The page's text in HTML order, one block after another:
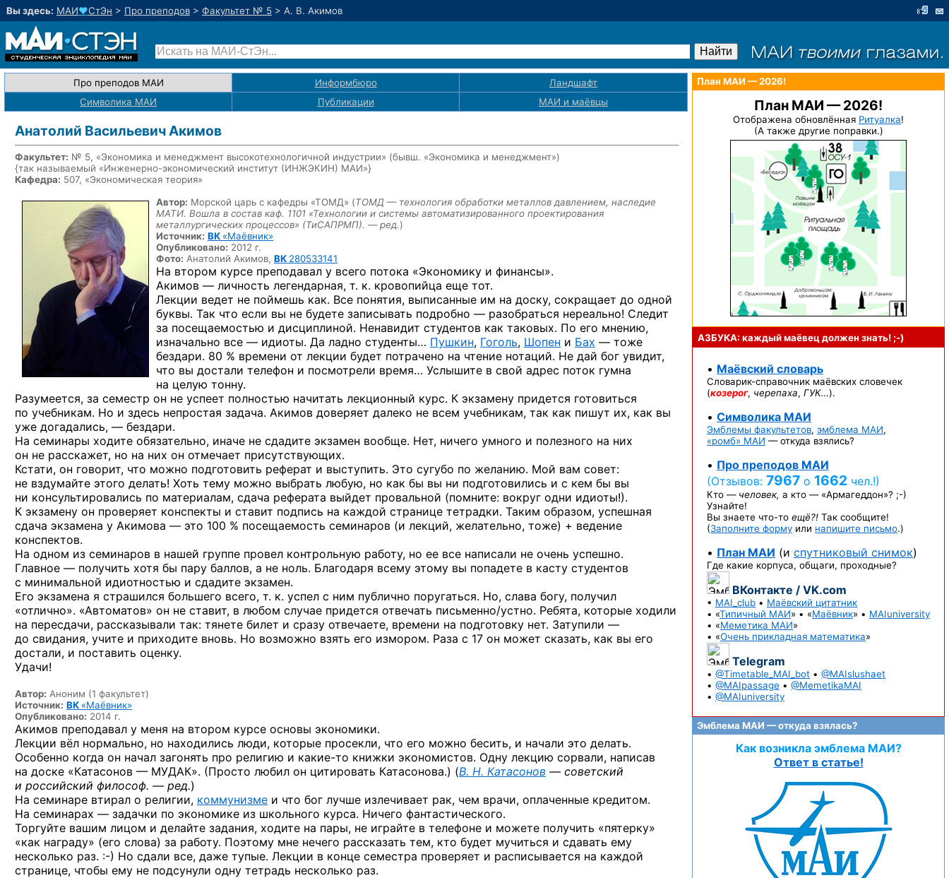
Вы здесь: МАИ♥СтЭн > Про преподов > Факультет № 5 > А. В. Акимов
Про преподов МАИ Информбюро
Ландшафт
Символика МАИ
Публикации МАИ и маёвцы
Анатолий Васильевич Акимов
Факультет: № 5, «Экономика и менеджмент высокотехнологичной индустрии» (бывш. «Экономика и менеджмент»)
{так называемый «Инженерно-экономический институт (ИНЖЭКИН) МАИ»}
Кафедра: 507, «Экономическая теория»
Автор: Морской царь с кафедры «ТОМД» (ТОМД — технология обработки металлов давлением, наследие
МАТИ. Вошла в состав каф. 1101 «Технологии и системы автоматизированного проектирования
металлургических процессов» (ТиСАПРМП). — ред.)
Источник: ВК «Маёвник»
Опубликовано: 2012 г.
Фото: Анатолий Акимов, ВК 280533141
На втором курсе преподавал у всего потока «Экономику и финансы».
Акимов — личность легендарная, т. к. кровопийца еще тот.
Лекции ведет не поймешь как. Все понятия, выписанные им на доску, сокращает до одной
буквы. Так что если вы не будете записывать подробно — разобраться нереально! Следит
за посещаемостью и дисциплиной. Ненавидит студентов как таковых. По его мнению,
изначально все — идиоты. Да ладно студенты… Пушкин, Гоголь, Шопен и Бах — тоже
бездари. 80 % времени от лекции будет потрачено на чтение нотаций. Не дай бог увидит,
что вы достали телефон и посмотрели время… Услышите в свой адрес поток гумна
на целую тонну.
Разумеется, за семестр он не успеет полностью начитать лекционный курс. К экзамену придется готовиться
по учебникам. Но и здесь непростая задача. Акимов доверяет далеко не всем учебникам, так как пишут их, как вы
уже догадались, — бездари.
На семинары ходите обязательно, иначе не сдадите экзамен вообще. Нет, ничего умного и полезного на них
он не расскажет, но на них он отмечает присутствующих.
Кстати, он говорит, что можно подготовить реферат и выступить. Это сугубо по желанию. Мой вам совет:
не вздумайте этого делать! Хоть тему можно выбрать любую, но как бы вы ни подготовились и с кем бы вы
ни консультировались по материалам, сдача реферата выйдет провальной (помните: вокруг одни идиоты!).
К экзамену он проверяет конспекты и ставит подпись на каждой странице тетрадки. Таким образом, успешная
сдача экзамена у Акимова — это 100 % посещаемость семинаров (и лекций, желательно, тоже) + ведение
конспектов.
На одном из семинаров в нашей группе провел контрольную работу, но ее все написали не очень успешно.
Главное — получить хотя бы пару баллов, а не ноль. Благодаря всему этому вы попадете в касту студентов
с минимальной идиотностью и сдадите экзамен.
Его экзамена я страшился большего всего, т. к. успел с ним публично поругаться. Но, слава богу, получил
«отлично». «Автоматов» он не ставит, в любом случае придется отвечать письменно/устно. Ребята, которые ходили
на пересдачи, рассказывали так: тянете билет и сразу отвечаете, времени на подготовку нет. Затупили —
до свидания, учите и приходите вновь. Но возможно взять его измором. Раза с 17 он может сказать, как вы его
достали, и поставить оценку.
Удачи!
Автор: Аноним (1 факультет)
Источник: ВК «Маёвник»
Опубликовано: 2014 г.
Акимов преподавал у меня на втором курсе основы экономики.
Лекции вёл нормально, но находились люди, которые просекли, что его можно бесить, и начали это делать.
Особенно когда он начал загонять про религию и какие-то книжки экономистов. Одну лекцию сорвали, написав
на доске «Катасонов — МУДАК». (Просто любил он цитировать Катасонова.) (В. Н. Катасонов — советский
и российский философ. — ред.)
На семинаре втирал о религии, коммунизме и что бог лучше излечивает рак, чем врачи, оплаченные кредитом.
На семинарах — задачки по экономике из школьного курса. Ничего фантастического.
Торгуйте вашим лицом и делайте задания, ходите на пары, не играйте в телефоне и можете получить «пятерку»
«как награду» (его слова) за работу. Поэтому мне нечего рассказать тем, кто будет мучиться и сдавать ему
несколько раз. :-) Но сдали все, даже тупые. Лекции в конце семестра проверяет и расписывается на каждой
странице, чтобы ему не подсунули одну тетрадь несколько раз.
План МАИ — 2026!
План МАИ — 2026!
Отображена обновлённая Ритуалка!
(А также другие поправки.)
АЗБУКА: каждый маёвец должензнать! ;-)
• Маёвский словарь
Словарик-справочник маёвских словечек
(козерог, черепаха, ГУК…).
• Символика МАИ
Эмблемы факультетов, эмблема МАИ,
«ромб» МАИ — откуда взялись?
• Про преподов МАИ
(Отзывов: 7967 о 1662 чел.!)
Кто — человек, а кто — «Армагеддон»? ;-)
Узнайте!
Вы знаете что-то ещё?! Так сообщите!
(Заполните форму или напишите письмо.)
• План МАИ (и спутниковый снимок)
Где какие корпуса, общаги, проходные?
ВКонтакте / VK.com
• MAI_club • Маёвский цитатник
• «Типичный МАИ» • «Маёвник» • MAIuniversity
• «Меметика МАИ»
• «Очень прикладная математика»
Telegram
• @Timetable_MAI_bot • @MAIslushaet
• @MAIpassage • @MemetikaMAI
• @MAIuniversity
Эмблема МАИ — откуда взялась?
Как возникла эмблема МАИ?
Ответ в статье!